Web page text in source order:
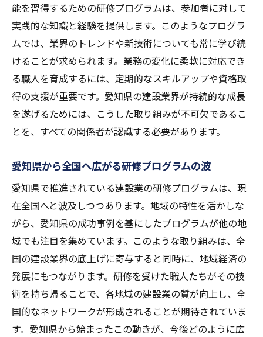
能を習得するための研修プログラムは、参加者に対して
実践的な知識と経験を提供します。このようなプログラ
ムでは、業界のトレンドや新技術についても常に学び続
けることが求められます。業務の変化に柔軟に対応でき
る職人を育成するには、定期的なスキルアップや資格取
得の支援が重要です。愛知県の建設業界が持続的な成長
を遂げるためには、こうした取り組みが不可欠であるこ
とを、すべての関係者が認識する必要があります。
愛知県から全国へ広がる研修プログラムの波
愛知県で推進されている建設業の研修プログラムは、現
在全国へと波及しつつあります。地域の特性を活かしな
がら、愛知県の成功事例を基にしたプログラムが他の地
域でも注目を集めています。このような取り組みは、全
国の建設業界の底上げに寄与すると同時に、地域経済の
発展にもつながります。研修を受けた職人たちがその技
術を持ち帰ることで、各地域の建設業の質が向上し、全
国的なネットワークが形成されることが期待されていま
す。愛知県から始まったこの動きが、今後どのように広